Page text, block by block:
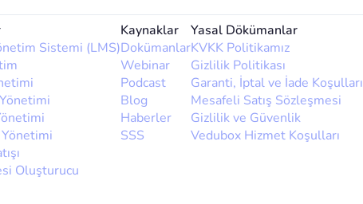
Sistemi (LMS)
Oluşturucu
Kaynaklar
Dokümanlar
Webinar
Podcast
Blog
Haberler
SSS
Yasal Dökümanlar
KVKK Politikamız
Gizlilik Politikası
Garanti, İptal ve İade Koşulları
Mesafeli Satış Sözleşmesi
Gizlilik ve Güvenlik
Vedubox Hizmet Koşulları